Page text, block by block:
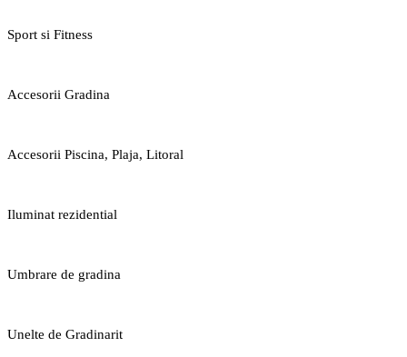
Sport si Fitness
Accesorii Gradina
Accesorii Piscina, Plaja, Litoral
Iluminat rezidential
Umbrare de gradina
Unelte de Gradinarit